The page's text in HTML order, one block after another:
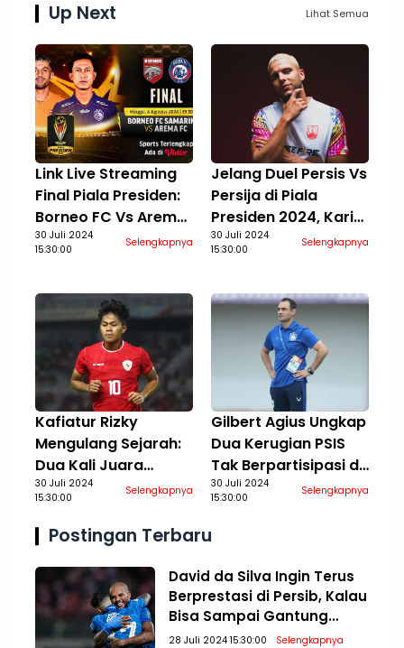
Up Next Lihat Semua
Link Live Streaming
Final Piala Presiden:
Borneo FC Vs Arema
di Vidio, 4 Agustus
30 Juli 2024
15:30:00
Selengkapnya
Jelang Duel Persis Vs
Persija di Piala
Presiden 2024, Karim
Rossi Berusaha
30 Juli 2024
15:30:00
Selengkapnya
Kafiatur Rizky
Mengulang Sejarah:
Dua Kali Juara
Bersama Timnas
Umur
30 Juli 2024
15:30:00
Selengkapnya
Gilbert Agius Ungkap
Dua Kerugian PSIS
Tak Berpartisipasi di
Piala Presiden 2024:
Terdampak
30 Juli 2024
15:30:00
Selengkapnya
Postingan Terbaru
David da Silva Ingin Terus
Berprestasi di Persib, Kalau
Bisa Sampai Gantung
Sepatu
28 Juli 2024 15:30:00 Selengkapnya